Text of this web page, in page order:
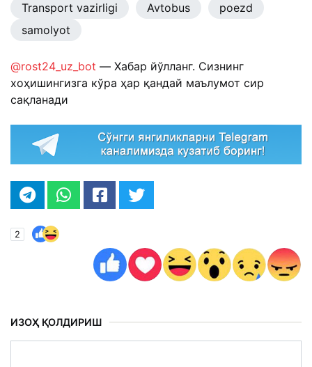
Transport vazirligi
Avtobus
poezd
samolyot
@rost24_uz_bot — Хабар йўлланг. Сизнинг
хоҳишингизга кўра ҳар қандай маълумот сир
сақланади
2
ИЗОҲ ҚОЛДИРИШ